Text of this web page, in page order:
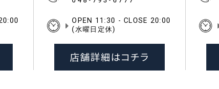
OPEN 11:30 - CLOSE 20:00
(水曜日定休)
店舗詳細はコチラ